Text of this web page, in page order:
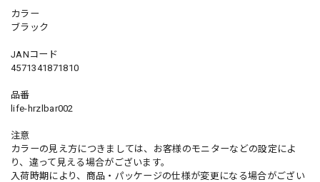
カラー
ブラック
JANコード
4571341871810
品番
life-hrzlbar002
注意
カラーの見え方につきましては、お客様のモニターなどの設定によ
り、違って見える場合がございます。
入荷時期により、商品・パッケージの仕様が変更になる場合がござい